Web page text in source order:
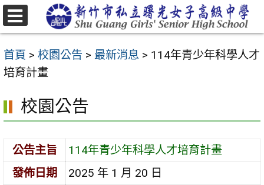
跳
至
要
內
區
首頁 > 校園公告 > 最新消息 > 114年青少年科學人才
培育計畫
校園公告
公告主旨
114年青少年科學人才培育計畫
發佈日期
2025 年 1 月 20 日
選
單